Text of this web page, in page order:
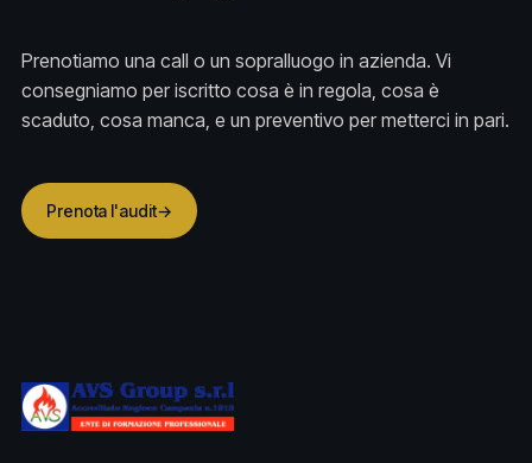
Prenotiamo una call o un sopralluogo in azienda. Vi
consegniamo per iscritto cosa è in regola, cosa è
scaduto, cosa manca, e un preventivo per metterci in pari.
Prenota l'audit→